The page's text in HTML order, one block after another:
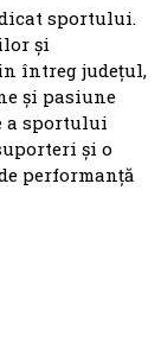
sportului.
și
întreg județul,
și pasiune
a sportului
și o
performanță